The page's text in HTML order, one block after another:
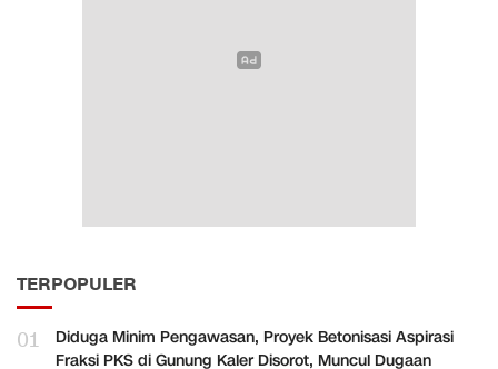
TERPOPULER
01
Diduga Minim Pengawasan, Proyek Betonisasi Aspirasi
Fraksi PKS di Gunung Kaler Disorot, Muncul Dugaan